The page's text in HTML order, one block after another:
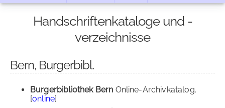
Handschriftenkataloge und -
verzeichnisse
Bern, Burgerbibl.
Burgerbibliothek Bern Online-Archivkatalog.
[online]